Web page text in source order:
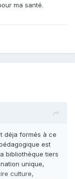
ma santé.
déja formés à ce
est
bibliothèque tiers
unique,
culture,